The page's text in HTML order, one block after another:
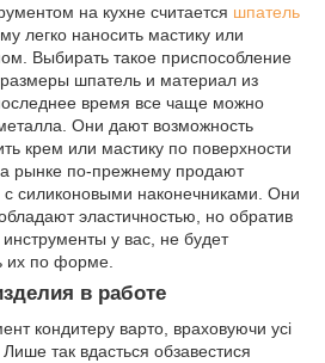
на кухне считается шпатель
легко наносить мастику или
Выбирать такое приспособление
размеры шпатель и материал из
время все чаще можно
Они дают возможность
крем или мастику по поверхности
рынке по-прежнему продают
силиконовыми наконечниками. Они
эластичностью, но обратив
у вас, не будет
их по форме.
в работе
кондитеру варто, враховуючи усі
так вдасться обзавестися